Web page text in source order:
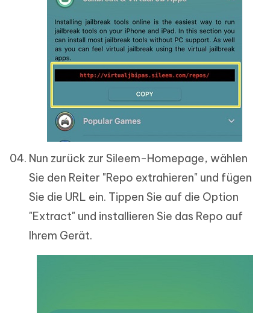
Nun zurück zur Sileem-Homepage, wählen
Sie den Reiter "Repo extrahieren" und fügen
Sie die URL ein. Tippen Sie auf die Option
"Extract" und installieren Sie das Repo auf
Ihrem Gerät.